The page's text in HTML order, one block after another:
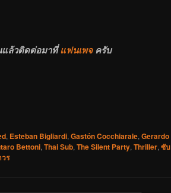
ล้วติดต่อมาที่แฟนเพจครับ
, Esteban Bigliardi, Gastón Cocchiarale, Gerardo
Bettoni, Thai Sub, The Silent Party, Thriller, ซับ
ร